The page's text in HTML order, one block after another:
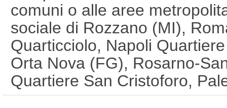
comuni o alle aree
sociale di Rozzano (MI),
Quarticciolo, Napoli
Orta Nova (FG), Rosarno-
Quartiere San Cristoforo,
dell'articolo 1, comma 1, del